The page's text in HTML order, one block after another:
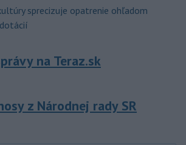
sprecizuje opatrenie ohľadom
na Teraz.sk
z Národnej rady SR